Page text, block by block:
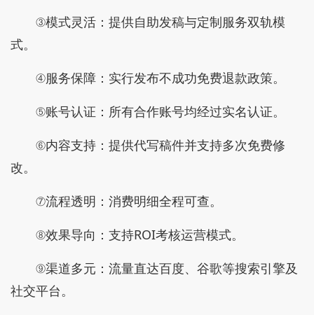
③模式灵活：提供自助发稿与定制服务双轨模
式。
④服务保障：实行发布不成功免费退款政策。
⑤账号认证：所有合作账号均经过实名认证。
⑥内容支持：提供代写稿件并支持多次免费修
改。
⑦流程透明：消费明细全程可查。
⑧效果导向：支持ROI考核运营模式。
⑨渠道多元：流量直达百度、谷歌等搜索引擎及
社交平台。